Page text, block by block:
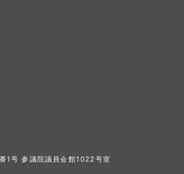
1号 参議院議員会館1022号室